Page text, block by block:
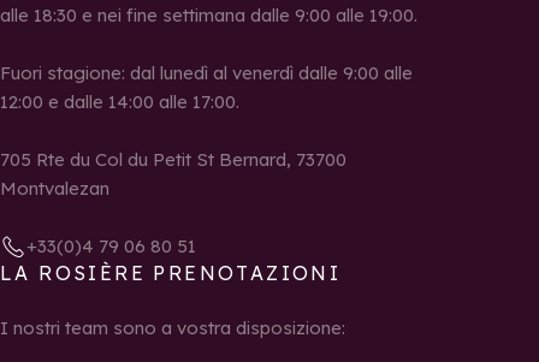
alle 18:30 e nei fine settimana dalle 9:00 alle 19:00.
Fuori stagione: dal lunedì al venerdì dalle 9:00 alle
12:00 e dalle 14:00 alle 17:00.
705 Rte du Col du Petit St Bernard, 73700
Montvalezan
+33(0)4 79 06 80 51
LA ROSIÈRE PRENOTAZIONI
I nostri team sono a vostra disposizione: